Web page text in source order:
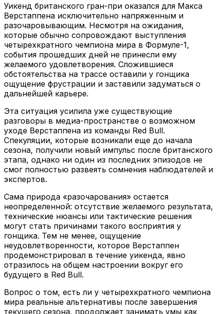
Уикенд британского гран-при оказался для Макса
Верстаппена исключительно напряженным и
разочаровывающим. Несмотря на ожидания,
которые обычно сопровождают выступления
четырехкратного чемпиона мира в Формуле-1,
события прошедших дней не принесли ему
желаемого удовлетворения. Сложившиеся
обстоятельства на трассе оставили у гонщика
ощущение фрустрации и заставили задуматься о
дальнейшей карьере.
Эта ситуация усилила уже существующие
разговоры в медиа-пространстве о возможном
уходе Верстаппена из команды Red Bull.
Спекуляции, которые возникали еще до начала
сезона, получили новый импульс после британского
этапа, однако ни один из последних эпизодов не
смог полностью развеять сомнения наблюдателей и
экспертов.
Сама природа «разочарования» остается
неопределенной: отсутствие желаемого результата,
технические нюансы или тактические решения
могут стать причинами такого восприятия у
гонщика. Тем не менее, ощущение
неудовлетворенности, которое Верстаппен
продемонстрировал в течение уикенда, явно
отразилось на общем настроении вокруг его
будущего в Red Bull.
Вопрос о том, есть ли у четырехкратного чемпиона
мира реальные альтернативы после завершения
текущего сезона, продолжает занимать умы как